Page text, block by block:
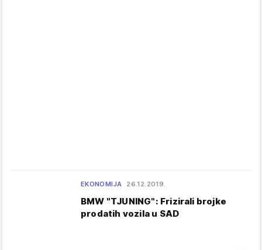
EKONOMIJA 26.12.2019.
BMW "TJUNING": Frizirali brojke
prodatih vozila u SAD